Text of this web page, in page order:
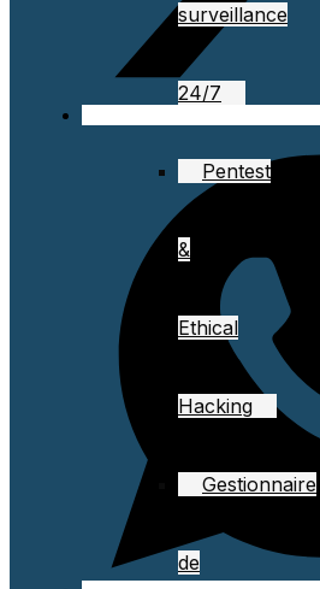
surveillance
24/7
Pentest
&
Ethical
Hacking
Gestionnaire
de